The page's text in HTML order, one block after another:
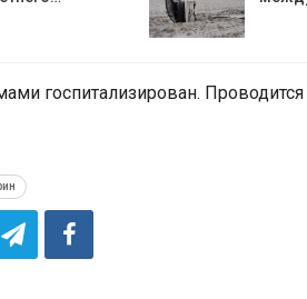
госпитализирован.